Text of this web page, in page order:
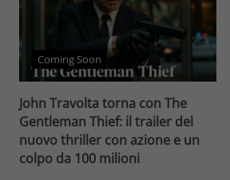
Coming Soon
John Travolta torna con The
Gentleman Thief: il trailer del
nuovo thriller con azione e un
colpo da 100 milioni